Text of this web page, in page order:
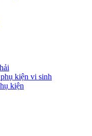
kiện vi sinh
kiện